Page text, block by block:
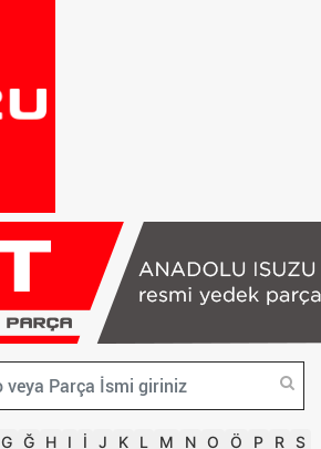
G Ğ H I İ J K L M N O Ö P R S